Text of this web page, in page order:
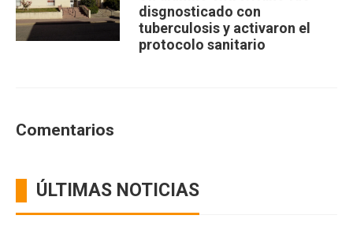
disgnosticado con
tuberculosis y activaron el
protocolo sanitario
Comentarios
ÚLTIMAS NOTICIAS